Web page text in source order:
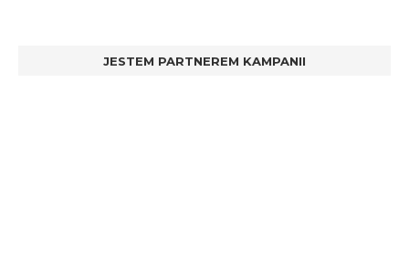
JESTEM PARTNEREM KAMPANII